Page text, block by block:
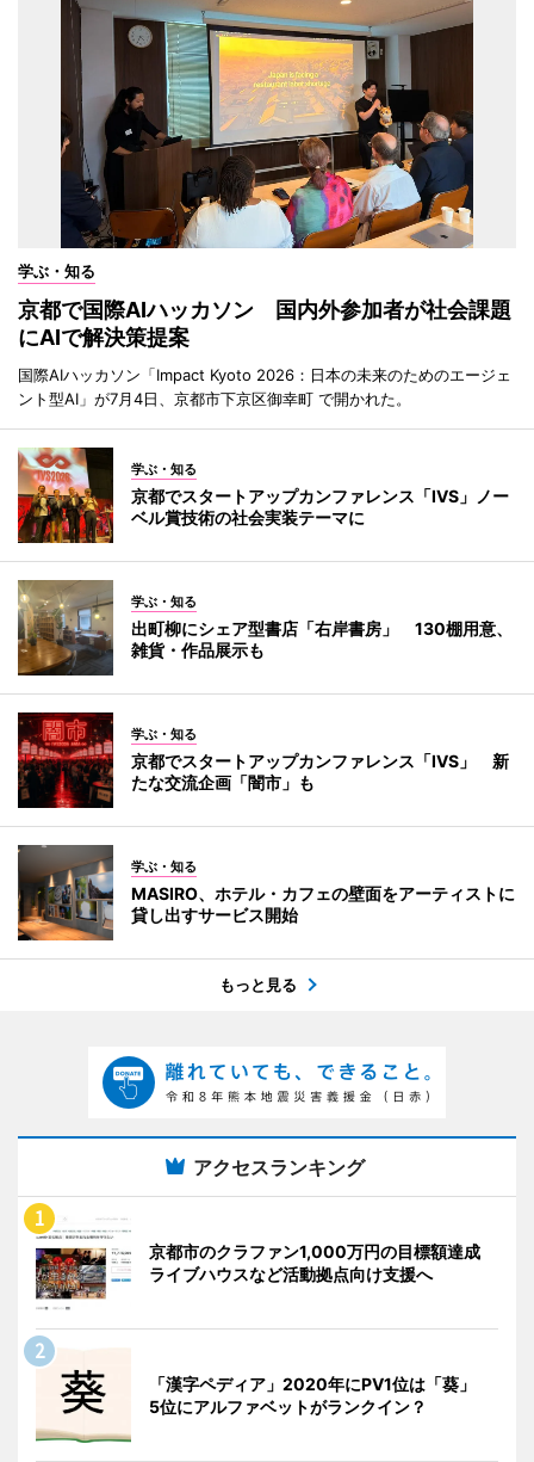
学ぶ・知る
京都で国際AIハッカソン 国内外参加者が社会課題
にAIで解決策提案
国際AIハッカソン「Impact Kyoto 2026：日本の未来のためのエージェ
ント型AI」が7月4日、京都市下京区御幸町 で開かれた。
学ぶ・知る
京都でスタートアップカンファレンス「IVS」ノー
ベル賞技術の社会実装テーマに
学ぶ・知る
出町柳にシェア型書店「右岸書房」 130棚用意、
雑貨・作品展示も
学ぶ・知る
京都でスタートアップカンファレンス「IVS」 新
たな交流企画「闇市」も
学ぶ・知る
MASIRO、ホテル・カフェの壁面をアーティストに
貸し出すサービス開始
もっと見る
アクセスランキング
京都市のクラファン1,000万円の目標額達成
ライブハウスなど活動拠点向け支援へ
「漢字ペディア」2020年にPV1位は「葵」
5位にアルファベットがランクイン？